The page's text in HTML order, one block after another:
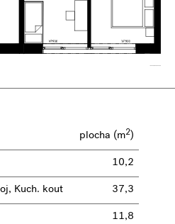
plocha (m2)
10,2
Kuch. kout 37,3
11,8